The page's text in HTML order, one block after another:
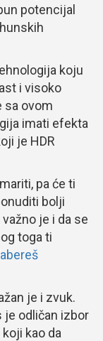
potencijal
koju
i visoko
sa ovom
imati efekta
je HDR
pa će ti
bolji
je i da se
toga ti
je i zvuk.
je odličan izbor
kao da